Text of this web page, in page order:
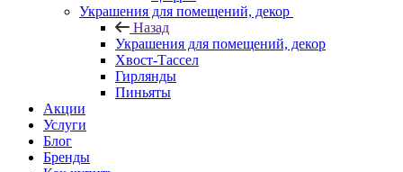
Украшения для помещений, декор
Назад
Украшения для помещений, декор
Хвост-Тассел
Гирлянды
Пиньяты
Акции
Услуги
Блог
Бренды